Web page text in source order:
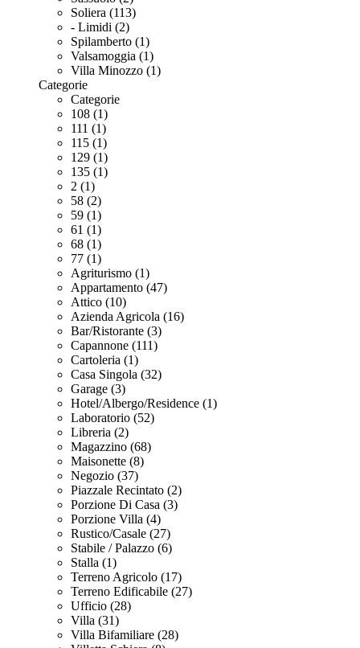
Soliera (113)
- Limidi (2)
Spilamberto (1)
Valsamoggia (1)
Villa Minozzo (1)
Categorie
Categorie
108 (1)
111 (1)
115 (1)
129 (1)
135 (1)
2 (1)
58 (2)
59 (1)
61 (1)
68 (1)
77 (1)
Agriturismo (1)
Appartamento (47)
Attico (10)
Azienda Agricola (16)
Bar/Ristorante (3)
Capannone (111)
Cartoleria (1)
Casa Singola (32)
Garage (3)
Hotel/Albergo/Residence (1)
Laboratorio (52)
Libreria (2)
Magazzino (68)
Maisonette (8)
Negozio (37)
Piazzale Recintato (2)
Porzione Di Casa (3)
Porzione Villa (4)
Rustico/Casale (27)
Stabile / Palazzo (6)
Stalla (1)
Terreno Agricolo (17)
Terreno Edificabile (27)
Ufficio (28)
Villa (31)
Villa Bifamiliare (28)